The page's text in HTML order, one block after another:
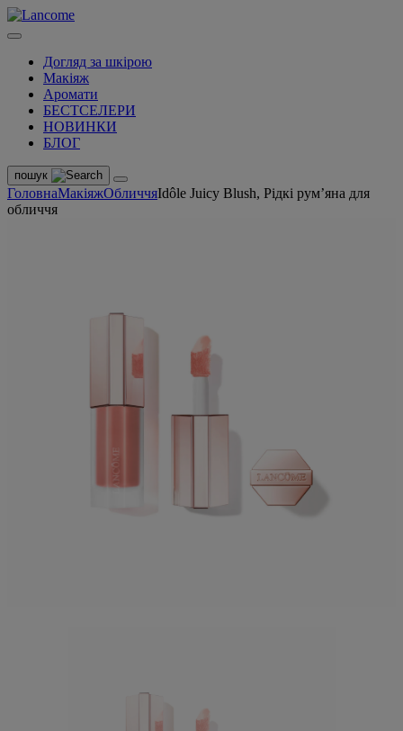
Догляд за шкірою
Макіяж
Аромати
БЕСТСЕЛЕРИ
НОВИНКИ
БЛОГ
пошук
ГоловнаМакіяжОбличчяIdôle Juicy Blush, Рідкі рум’яна для
обличчя